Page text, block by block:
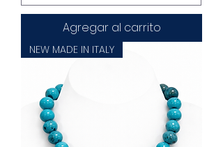
Agregar al carrito
NEW MADE IN ITALY